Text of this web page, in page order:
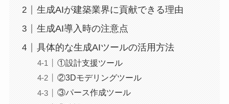
生成AIが建築業界に貢献できる理由
​生成AI導入時の注意点
具体的な生成AIツールの活用方法
①設計支援ツール
②3Dモデリングツール
③パース作成ツール